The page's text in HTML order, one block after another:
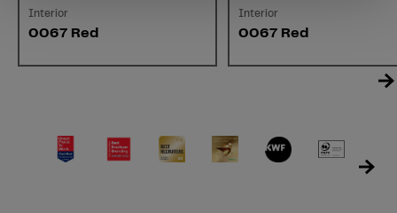
Interior
0067 Red
Interior
0067 Red